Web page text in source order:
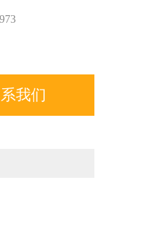
973
我们